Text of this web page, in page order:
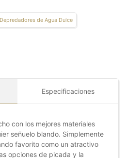
Depredadores de Agua Dulce
Especificaciones
con los mejores materiales
señuelo blando. Simplemente
favorito como un atractivo
opciones de picada y la